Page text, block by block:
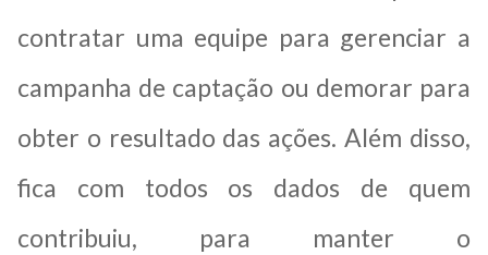
contratar uma equipe para gerenciar a
campanha de captação ou demorar para
obter o resultado das ações. Além disso,
fica com todos os dados de quem
contribuiu, para manter o